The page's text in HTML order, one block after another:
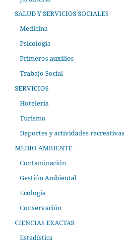
SALUD Y SERVICIOS SOCIALES
Medicina
Psicología
Primeros auxilios
Trabajo Social
SERVICIOS
Hotelería
Turismo
Deportes y actividades recreativas
MEDIO AMBIENTE
Contaminación
Gestión Ambiental
Ecología
Conservación
CIENCIAS EXACTAS
Estadística